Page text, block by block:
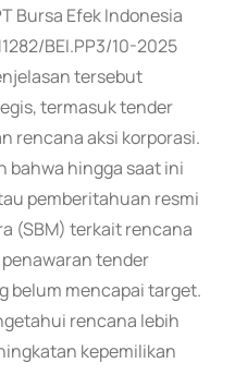
Bursa Efek Indonesia
BEI.PP3/10-2025
tersebut
termasuk tender
rencana aksi korporasi.
bahwa hingga saat ini
pemberitahuan resmi
(SBM) terkait rencana
tender
belum mencapai target.
rencana lebih
kepemilikan